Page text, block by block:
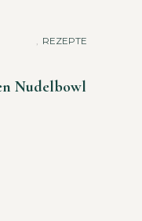
, REZEPTE
Nudelbowl